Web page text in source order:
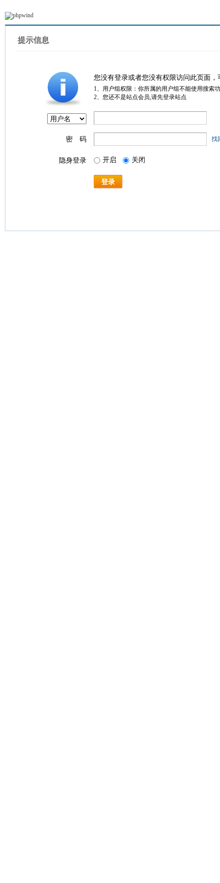
提示信息
您没有登录或者您没有权限访问此页面
1、用户组权限：你所属的用户组不能使用搜索
2、您还不是站点会员,请先登录站点
密 码 找
隐身登录 开启 关闭
登录